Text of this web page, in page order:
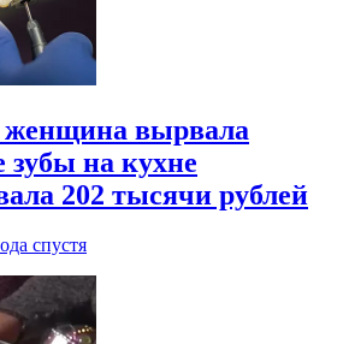
женщина вырвала
зубы на кухне
202 тысячи рублей
спустя